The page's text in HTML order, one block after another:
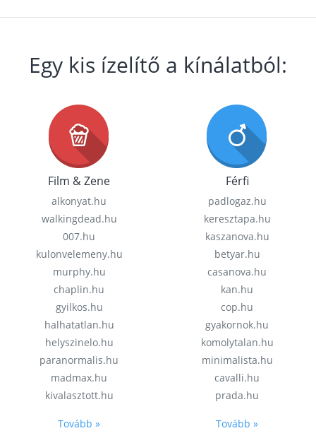
Egy kis ízelítő a kínálatból:
Film & Zene
alkonyat.hu
walkingdead.hu
007.hu
kulonvelemeny.hu
murphy.hu
chaplin.hu
gyilkos.hu
halhatatlan.hu
helyszinelo.hu
paranormalis.hu
madmax.hu
kivalasztott.hu
Tovább »
Férfi
padlogaz.hu
keresztapa.hu
kaszanova.hu
betyar.hu
casanova.hu
kan.hu
cop.hu
gyakornok.hu
komolytalan.hu
minimalista.hu
cavalli.hu
prada.hu
Tovább »